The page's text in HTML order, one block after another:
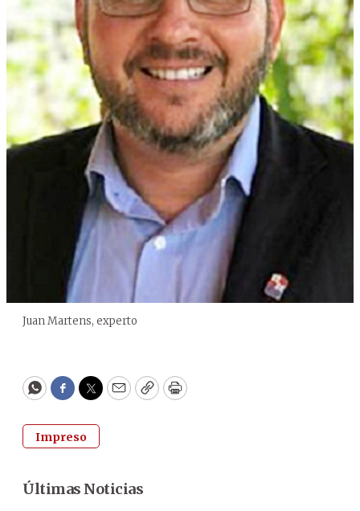
Juan Martens, experto
WhatsApp
Facebook
Twitter
EmailCopyPrint
Impreso
Últimas Noticias